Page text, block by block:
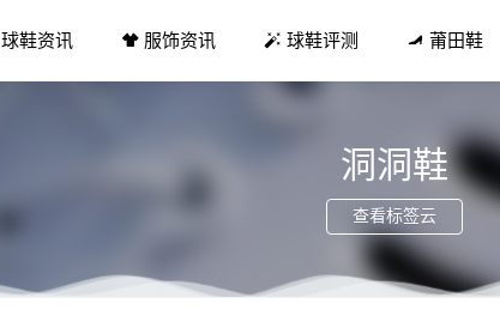
球鞋资讯 服饰资讯 球鞋评测 莆田鞋
洞洞鞋
查看标签云